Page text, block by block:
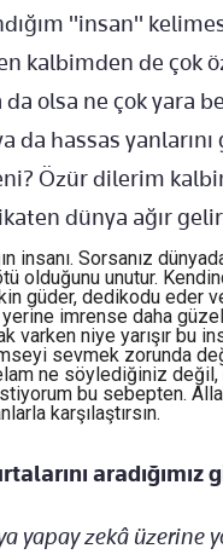
"insan"
kalbimden de çok
olsa ne çok yara
da hassas
Özür dilerim
dünya ağır
insanı. Sorsanız
olduğunu unutur.
güder, dedikodu eder
imrense daha
varken niye yarışır bu
sevmek zorunda
ne söylediğiniz
bu sebepten.
karşılaştırsın.
aradığımız
yapay zekâ üzerine